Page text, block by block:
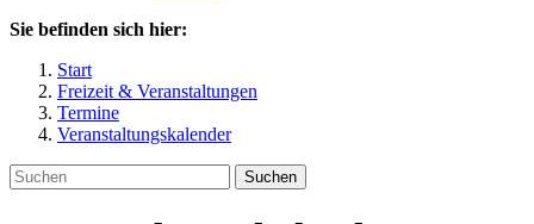
Sie befinden sich hier:
Start
Freizeit & Veranstaltungen
Termine
Veranstaltungskalender
Suchen